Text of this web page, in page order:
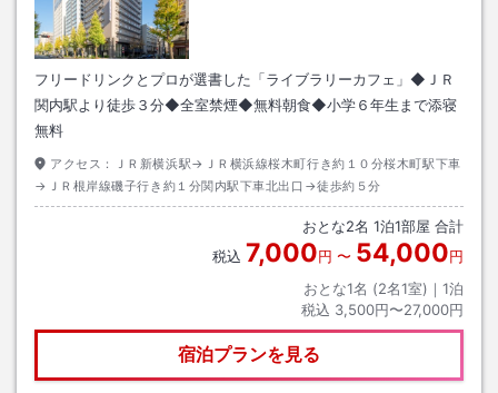
フリードリンクとプロが選書した「ライブラリーカフェ」◆ＪＲ
関内駅より徒歩３分◆全室禁煙◆無料朝食◆小学６年生まで添寝
無料
アクセス：
ＪＲ新横浜駅→ＪＲ横浜線桜木町行き約１０分桜木町駅下車
→ＪＲ根岸線磯子行き約１分関内駅下車北出口→徒歩約５分
おとな2名 1泊1部屋 合計
税込 7,000円 〜 54,000円
おとな1名 (2名1室)｜ 1泊
税込 3,500円〜27,000円
宿泊プランを見る